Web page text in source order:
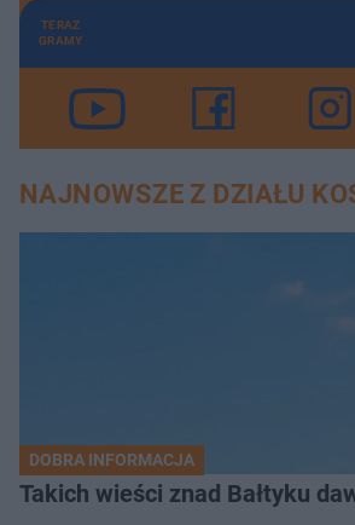
TERAZ
GRAMY
NAJNOWSZE Z DZIAŁU
DOBRA INFORMACJA
Takich wieści znad Bałtyku